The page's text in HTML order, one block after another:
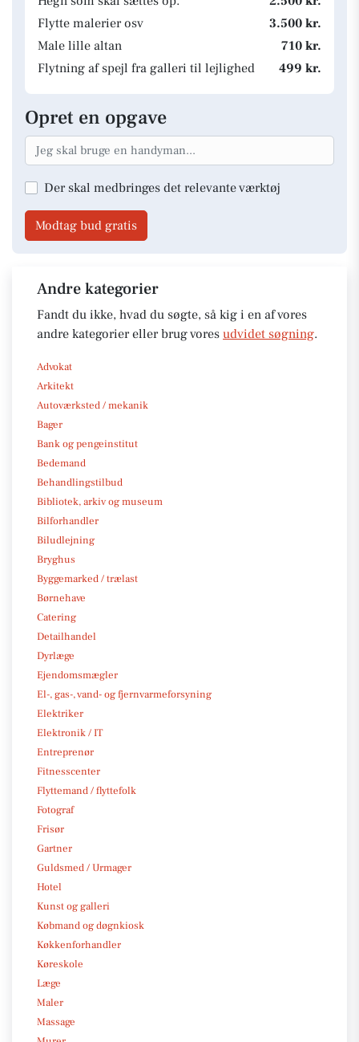
Flytte malerier osv
3.500 kr.
Male lille altan
710 kr.
Flytning af spejl fra galleri til lejlighed
499 kr.
Opret en opgave
Der skal medbringes det relevante værktøj
Modtag bud gratis
Andre kategorier
Fandt du ikke, hvad du søgte, så kig i en af vores
andre kategorier eller brug vores udvidet søgning.
Advokat
Arkitekt
Autoværksted / mekanik
Bager
Bank og pengeinstitut
Bedemand
Behandlingstilbud
Bibliotek, arkiv og museum
Bilforhandler
Biludlejning
Bryghus
Byggemarked / trælast
Børnehave
Catering
Detailhandel
Dyrlæge
Ejendomsmægler
El-, gas-, vand- og fjernvarmeforsyning
Elektriker
Elektronik / IT
Entreprenør
Fitnesscenter
Flyttemand / flyttefolk
Fotograf
Frisør
Gartner
Guldsmed / Urmager
Hotel
Kunst og galleri
Købmand og døgnkiosk
Køkkenforhandler
Køreskole
Læge
Maler
Massage